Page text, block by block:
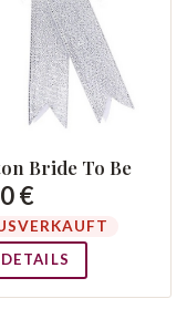
Bride To Be
€
DETAILS